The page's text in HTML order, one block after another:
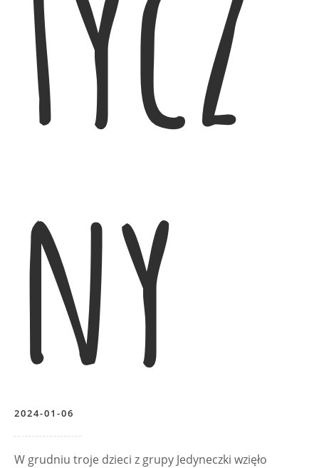
ny
2024-01-06
W grudniu troje dzieci z grupy Jedyneczki wzięło